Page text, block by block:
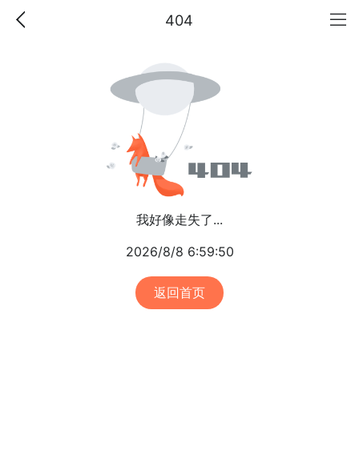
404
我好像走失了...
2026/8/8 6:59:50
返回首页